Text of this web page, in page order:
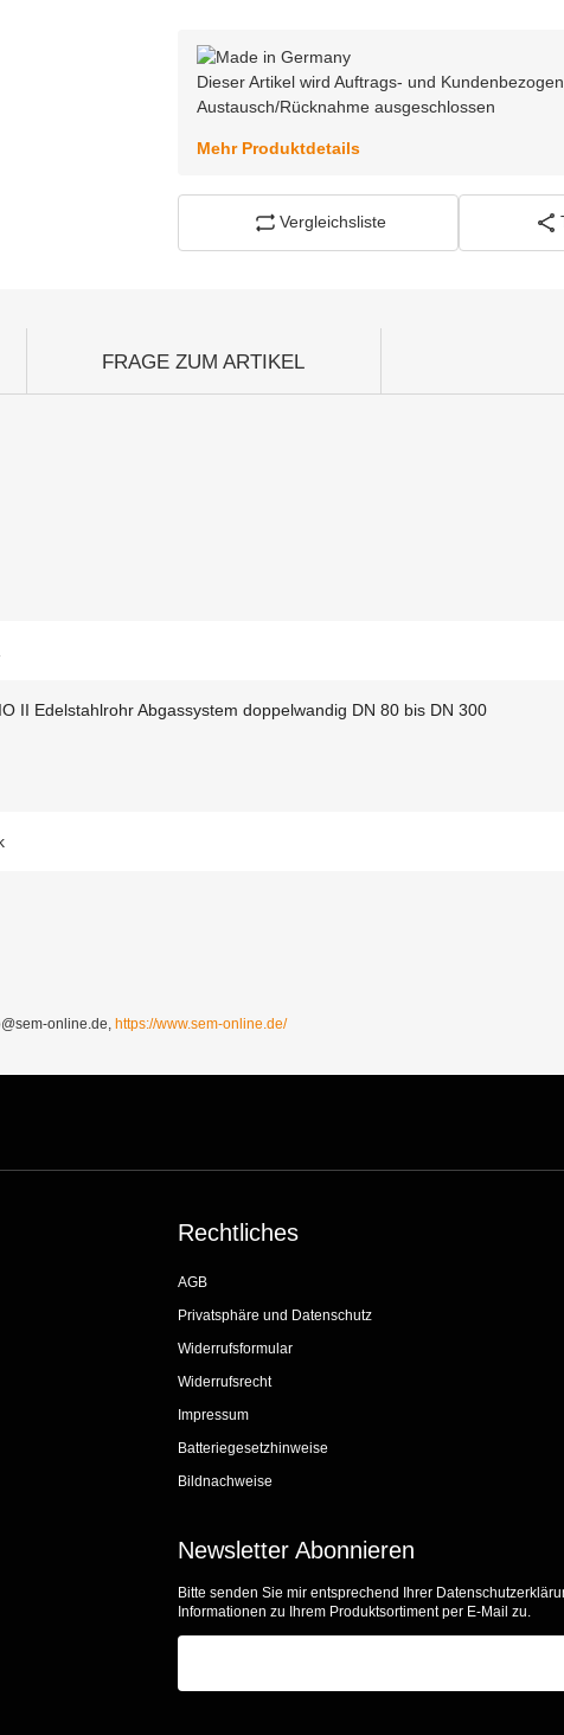
Dieser Artikel wird Auftrags- und
Austausch/Rücknahme ausgeschlossen
Mehr Produktdetails
Vergleichsliste
FRAGE ZUM ARTIKEL
II Edelstahlrohr Abgassystem doppelwandig DN 80 bis DN 300
online.de, https://www.sem-online.de/
Rechtliches
AGB
Privatsphäre und Datenschutz
Widerrufsformular
Widerrufsrecht
Impressum
Batteriegesetzhinweise
Bildnachweise
Newsletter Abonnieren
Bitte senden Sie mir entsprechend Ihrer
Informationen zu Ihrem Produktsortiment per E-Mail zu.